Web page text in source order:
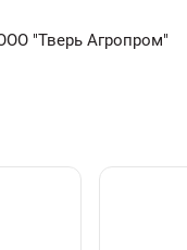
"Тверь Агропром"